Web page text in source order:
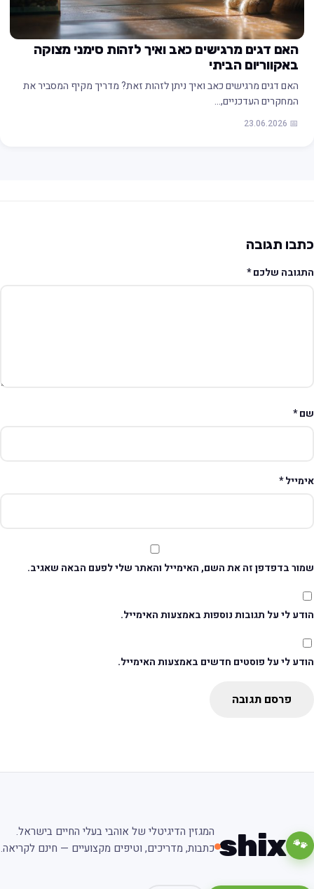
האם דגים מרגישים כאב ואיך לזהות סימני מצוקה
באקווריום הביתי
האם דגים מרגישים כאב ואיך ניתן לזהות זאת? מדריך מקיף המסביר את
המחקרים העדכניים,…
📅 23.06.2026
תגובה
שלכם*
*
*
בדפדפן זה את השם, האימייל והאתר שלי לפעם הבאה שאגיב.
לי על תגובות נוספות באמצעות האימייל.
לי על פוסטים חדשים באמצעות האימייל.
פרסם תגובה
🐾
shix
המגזין הדיגיטלי של אוהבי בעלי החיים בישראל.
כתבות, מדריכים, וטיפים מקצועיים — חינם לקריאה.